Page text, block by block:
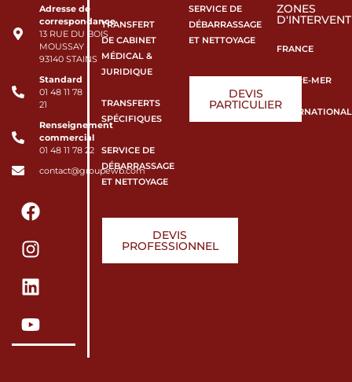
Adresse de
correspondance
13 RUE DU BOIS
MOUSSAY -
93140 STAINS
Standard
01 48 11 78
21
Renseignement
commercial
01 48 11 78 22
contact@groupewb.com
TRANSFERT
DE CABINET
MÉDICAL &
JURIDIQUE
TRANSFERTS
SPÉCIFIQUES
SERVICE DE
DÉBARRASSAGE
ET NETTOYAGE
DEVIS
PROFESSIONNEL
SERVICE DE
DÉBARRASSAGE
ET NETTOYAGE
DEVIS
PARTICULIER
ZONES
FRANCE
OUTRE-MER
INTERNATIONAL